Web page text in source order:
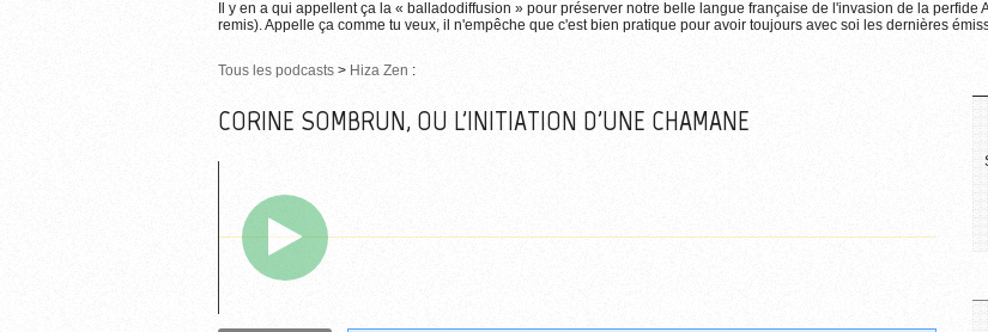
Il y en a qui appellent ça la « balladodiffusion » pour préserver notre belle langue française de l'invasion de la
remis). Appelle ça comme tu veux, il n'empêche que c'est bien pratique pour avoir toujours avec soi les dernières
Tous les podcasts > Hiza Zen :
CORINE SOMBRUN, OU L'INITIATION D'UNE CHAMANE